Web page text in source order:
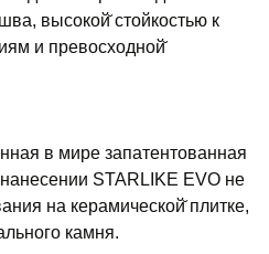
высокой̆ стойкостью к
и превосходной̆
в мире запатентованная
STARLIKE EVO не
на керамической̆ плитке,
камня.